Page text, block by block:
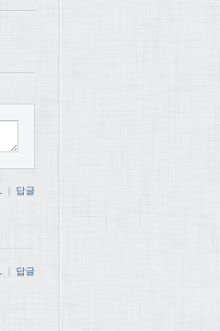
| 답글
| 답글